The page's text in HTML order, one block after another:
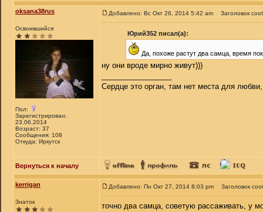
oksana38rus
Освоившийся
Пол:
Зарегистрирован:
23.06.2014
Возраст: 37
Сообщения: 108
Откуда: Иркутск
Добавлено: Вс Окт 26, 2014 5:42 am Заголовок
Юрий352 писал(а):
Да, похоже растут два самца, время
ну они вроде мирно живут)))
Сердце это орган, там нет места для любви,
Вернуться к началу
kerrigan
Знаток
Добавлено: Пн Окт 27, 2014 8:03 pm Заголовок
точно два самца, советую рассаживать, у